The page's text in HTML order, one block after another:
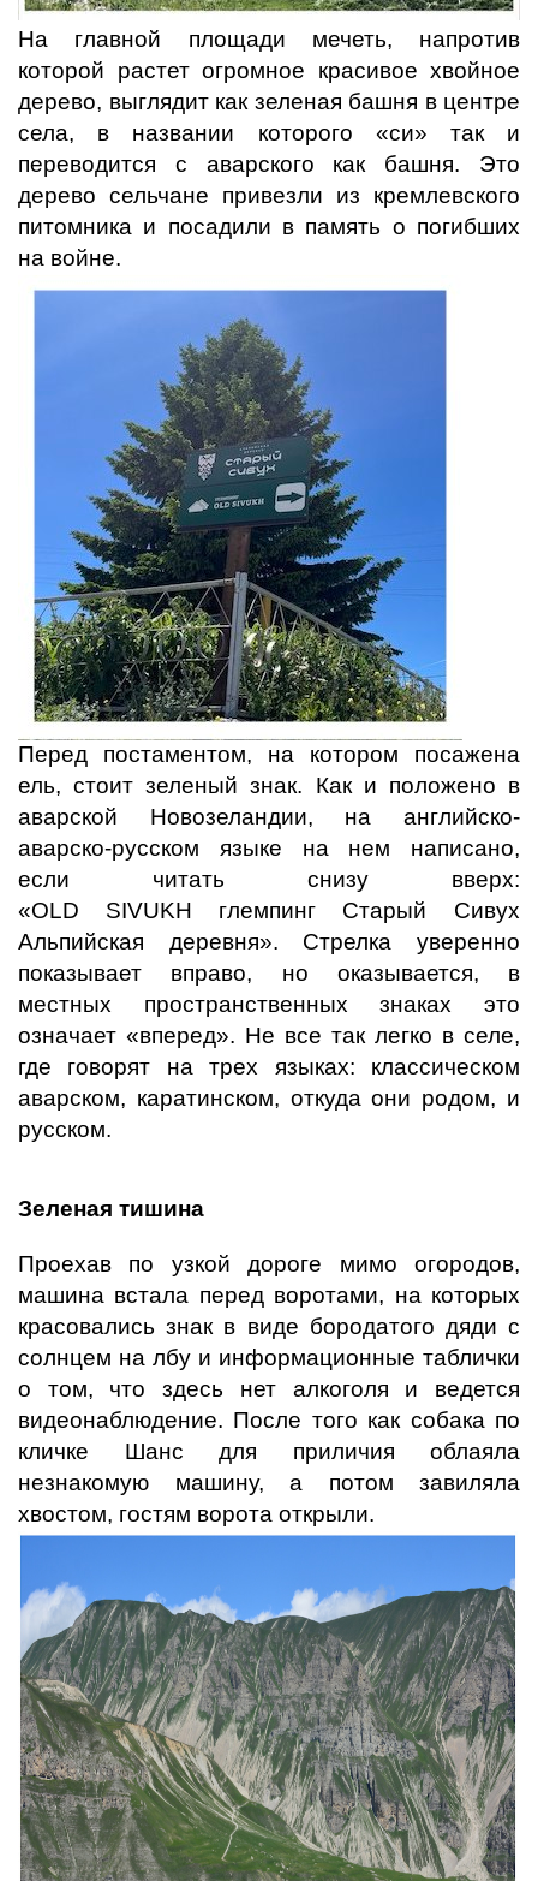
На главной площади мечеть, напротив
которой растет огромное красивое хвойное
дерево, выглядит как зеленая башня в центре
села, в названии которого «си» так и
переводится с аварского как башня. Это
дерево сельчане привезли из кремлевского
питомника и посадили в память о погибших
на войне.
Перед постаментом, на котором посажена
ель, стоит зеленый знак. Как и положено в
аварской Новозеландии, на английско-
аварско-русском языке на нем написано,
если читать снизу вверх:
«OLD SIVUKH
глемпинг Старый Сивух
Альпийская деревня». Стрелка уверенно
показывает вправо, но оказывается, в
местных пространственных знаках это
означает «вперед». Не все так легко в селе,
где говорят на трех языках: классическом
аварском, каратинском, откуда они родом, и
русском.
Зеленая тишина
Проехав по узкой дороге мимо огородов,
машина встала перед воротами, на которых
красовались знак в виде бородатого дяди с
солнцем на лбу и информационные таблички
о том, что здесь нет алкоголя и ведется
видеонаблюдение. После того как собака по
кличке Шанс для приличия облаяла
незнакомую машину, а потом завиляла
хвостом, гостям ворота открыли.